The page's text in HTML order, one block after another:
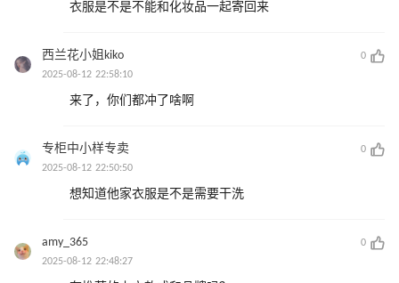
衣服是不是不能和化妆品一起寄回来
西兰花小姐kiko
0
2025-08-12 22:58:10
来了，你们都冲了啥啊
专柜中小样专卖
0
2025-08-12 22:50:50
想知道他家衣服是不是需要干洗
amy_365
0
2025-08-12 22:48:27